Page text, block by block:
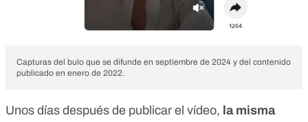
Capturas del bulo que se difunde en septiembre de 2024 y del contenido
publicado en enero de 2022.
Unos días después de publicar el vídeo, la misma